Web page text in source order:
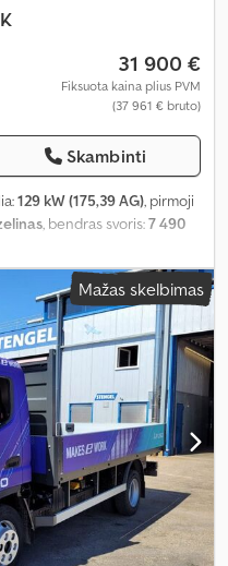
31 900 €
Fiksuota kaina plius PVM
(37 961 € bruto)
Skambinti
129 kW (175,39 AG), pirmoji
, bendras svoris:7 490
5 610 mm, bendras plotis:
, krovimo vietos ilgis:3 600
, krovos erdvės aukštis:400
,
Mažas skelbimas